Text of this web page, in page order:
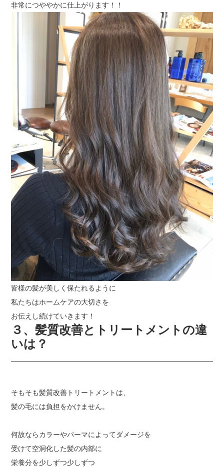
非常につややかに仕上がります！！
皆様の髪が美しく保たれるように
私たちはホームケアの大切さを
お伝えし続けていきます！
３、髪質改善とトリートメントの違
いは？
そもそも髪質改善トリートメントは、
髪の毛には負担をかけません。
何故ならカラーやパーマによってダメージを
受けて空洞化した髪の内部に
栄養分を少しずつ少しずつ